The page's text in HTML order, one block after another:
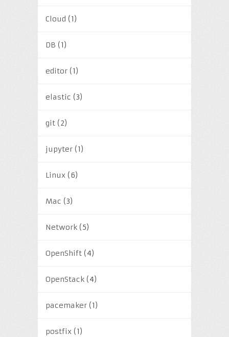
Cloud (1)
DB (1)
editor(1)
elastic (3)
git(2)
jupyter(1)
Linux(6)
Mac (3)
Network(5)
OpenShift(4)
OpenStack(4)
pacemaker(1)
postfix(1)